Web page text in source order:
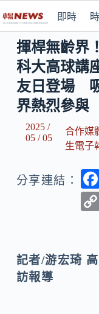
即時
揮桿無齡界
科大高球講
友日登場
界熱烈參與
2025 /
05 / 05
合作媒
生電子
分享連結：
記者/游宏琦
訪報導